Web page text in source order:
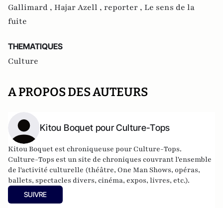
Gallimard , Hajar Azell , reporter , Le sens de la
fuite
THEMATIQUES
Culture
A PROPOS DES AUTEURS
Kitou Boquet pour Culture-Tops
Kitou Boquet est chroniqueuse pour Culture-Tops.
Culture-Tops est un site de chroniques couvrant l'ensemble
de l'activité culturelle (théâtre, One Man Shows, opéras,
ballets, spectacles divers, cinéma, expos, livres, etc.).
SUIVRE